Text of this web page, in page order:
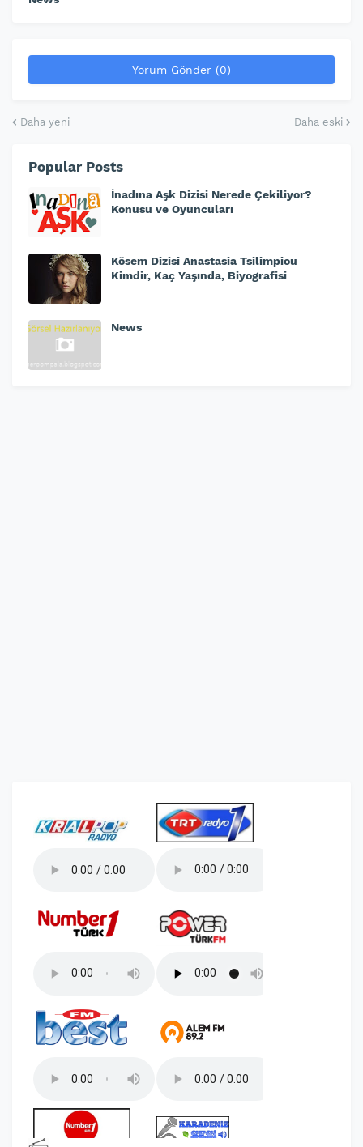
Yorum Gönder (0)
Daha yeni Daha eski
Popular Posts
İnadına Aşk Dizisi Nerede Çekiliyor?
Konusu ve Oyuncuları
Kösem Dizisi Anastasia Tsilimpiou
Kimdir, Kaç Yaşında, Biyografisi
News